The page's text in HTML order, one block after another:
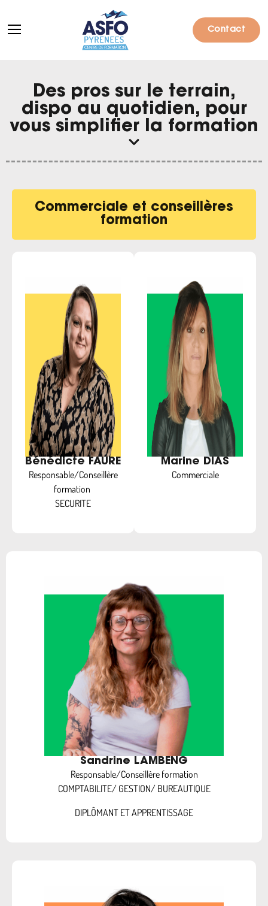
Contact
Formations
Particuliers
Actualités
Des pros sur le terrain,
dispo au quotidien, pour
vous simplifier la formation
Commerciale et conseillères
formation
Bénédicte FAURE
Responsable/Conseillère
formation
SECURITE
Marine DIAS
Commerciale
Sandrine LAMBENG
Responsable/Conseillère formation
COMPTABILITE/ GESTION/ BUREAUTIQUE
DIPLÔMANT ET APPRENTISSAGE